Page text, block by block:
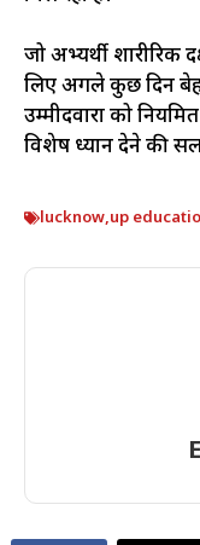
जो अभ्यर्थी शारीरिक
लिए अगले कुछ दिन
उम्मीदवारों को
विशेष ध्यान देने की
lucknow,up